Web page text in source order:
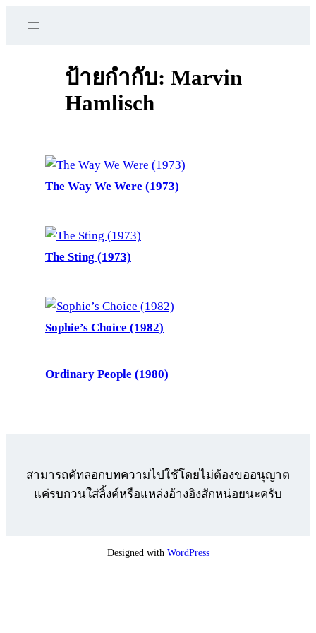
ป้ายกำกับ: Marvin
Hamlisch
The Way We Were (1973)
The Sting (1973)
Sophie’s Choice (1982)
Ordinary People (1980)
สามารถคัทลอกบทความไปใช้โดยไม่ต้องขออนุญาต
แค่รบกวนใส่ลิ้งค์หรือแหล่งอ้างอิงสักหน่อยนะครับ
Designed with WordPress